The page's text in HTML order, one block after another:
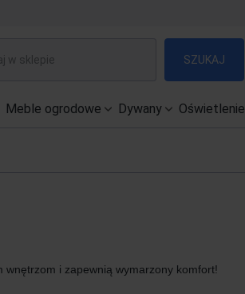
SZUKAJ
Meble ogrodowe Dywany Oświetlenie
wnętrzom i zapewnią wymarzony komfort!